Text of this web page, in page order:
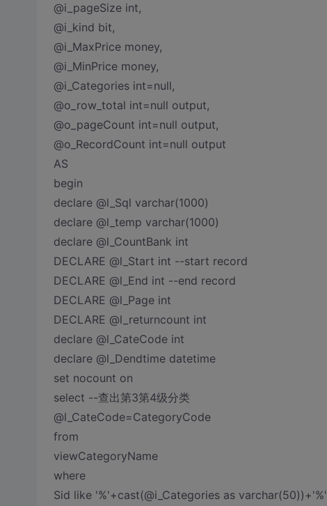
@i_pageSize int,
@i_kind bit,
@i_MaxPrice money,
@i_MinPrice money,
@i_Categories int=null,
@o_row_total int=null output,
@o_pageCount int=null output,
@o_RecordCount int=null output
AS
begin
declare @l_Sql varchar(1000)
declare @l_temp varchar(1000)
declare @l_CountBank int
DECLARE @l_Start int --start record
DECLARE @l_End int --end record
DECLARE @l_Page int
DECLARE @l_returncount int
declare @l_CateCode int
declare @l_Dendtime datetime
set nocount on
select --查出第3第4级分类
@l_CateCode=CategoryCode
from
viewCategoryName
where
Sid like '%'+cast(@i_Categories as varchar(50))+'%'